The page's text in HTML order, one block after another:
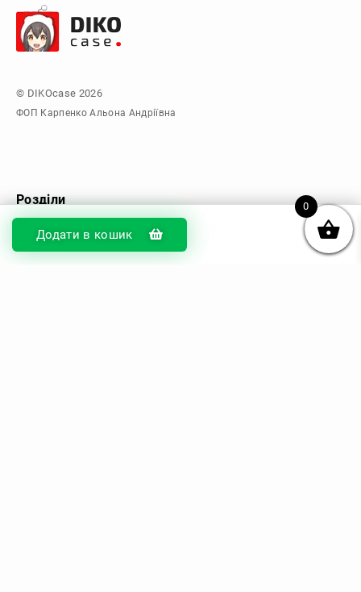
Додати в кошик
© DIKOcase 2026
ФОП Карпенко Альона Андріївна
Розділи
Про компанію
0